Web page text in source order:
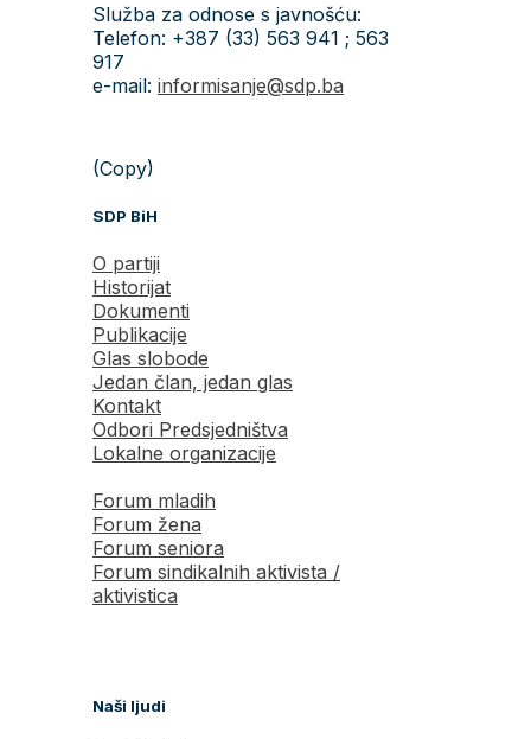
Služba za odnose s javnošću:
Telefon: +387 (33) 563 941 ; 563
917
e-mail: informisanje@sdp.ba
(Copy)
SDP BiH
O partiji
Historijat
Dokumenti
Publikacije
Glas slobode
Jedan član, jedan glas
Kontakt
Odbori Predsjedništva
Lokalne organizacije
Forum mladih
Forum žena
Forum seniora
Forum sindikalnih aktivista /
aktivistica
Naši ljudi